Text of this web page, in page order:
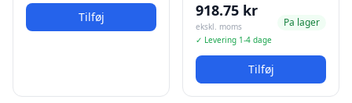
Tilføj 918.75 kr
ekskl. moms
✓ Levering 1-4 dage
Pa lager
Tilføj